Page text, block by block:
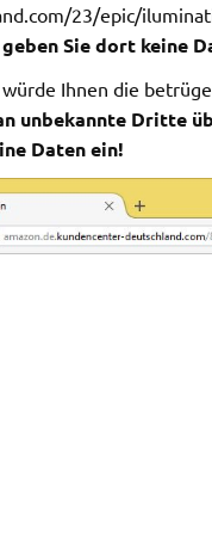
23/epic/
Sie dort keine
Ihnen die
unbekannte Dritte
Daten ein!